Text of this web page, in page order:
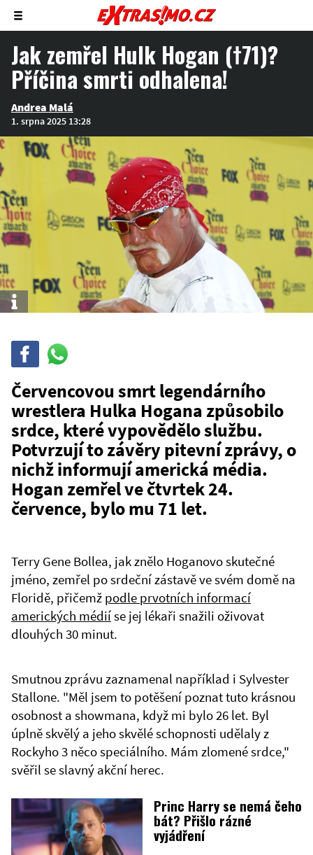
Zobrazit/skrýt
menu
Jak zemřel Hulk Hogan (†71)?
Příčina smrti odhalena!
Andrea Malá
1. srpna 2025 13:28
Info
Sdílej
WhatsAppu
Červencovou smrt legendárního
wrestlera Hulka Hogana způsobilo
srdce, které vypovědělo službu.
Potvrzují to závěry pitevní zprávy, o
nichž informují americká média.
Hogan zemřel ve čtvrtek 24.
července, bylo mu 71 let.
Terry Gene Bollea, jak znělo Hoganovo skutečné
jméno, zemřel po srdeční zástavě ve svém domě na
Floridě, přičemž podle prvotních informací
amerických médiíse jej lékaři snažili oživovat
dlouhých 30 minut.
Smutnou zprávu zaznamenal například i Sylvester
Stallone. "Měl jsem to potěšení poznat tuto krásnou
osobnost a showmana, když mi bylo 26 let. Byl
úplně skvělý a jeho skvělé schopnosti udělaly z
Rockyho 3 něco speciálního. Mám zlomené srdce,"
svěřil se slavný akční herec.
Princ Harry se nemá čeho
bát? Přišlo rázné
vyjádření